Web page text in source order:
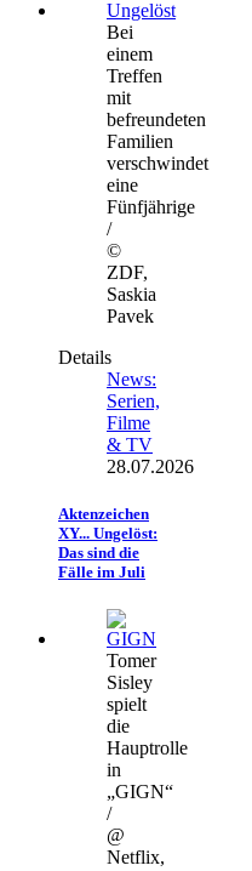
Bei
einem
Treffen
mit
befreundeten
Familien
verschwindet
eine
Fünfjährige
/
©
ZDF,
Saskia
Pavek
Details
News:
Serien,
Filme
& TV
28.07.2026
Aktenzeichen
XY... Ungelöst:
Das sind die
Fälle im Juli
Tomer
Sisley
spielt
die
Hauptrolle
in
„GIGN“
/
@
Netflix,